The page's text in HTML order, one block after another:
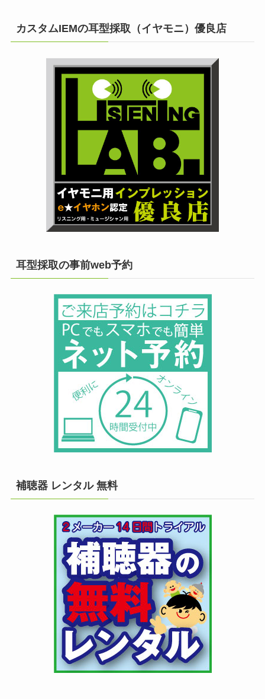
カスタムIEMの耳型採取（イヤモニ）優良店
耳型採取の事前web予約
補聴器 レンタル 無料